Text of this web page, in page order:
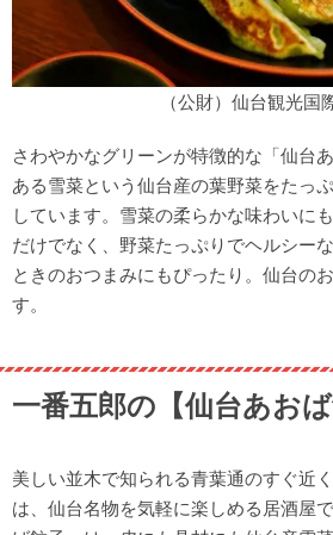
（公財）仙台観光国
さわやかなグリーンが特徴的な「仙台
ある雪菜という仙台産の葉野菜をたっ
しています。雪菜の柔らかな味わいに
だけでなく、野菜たっぷりでヘルシー
ときのおつまみにもぴったり。仙台の
す。
一番五郎の【仙台あおば
美しい並木で知られる青葉通のすぐ近
は、仙台名物を気軽に楽しめる居酒屋